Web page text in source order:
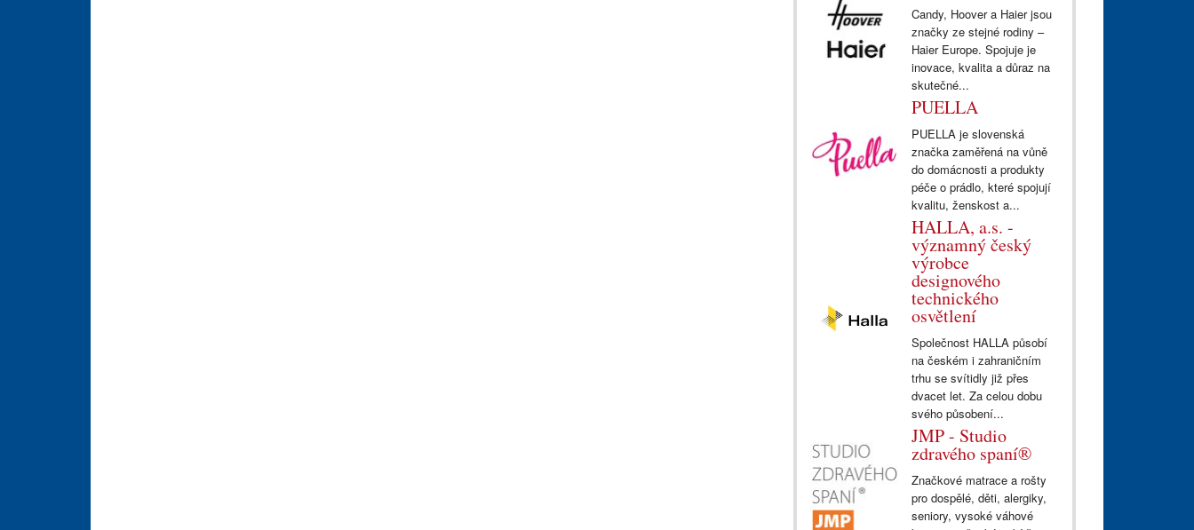
Candy, Hoover a Haier jsou
značky ze stejné rodiny –
Haier Europe. Spojuje je
inovace, kvalita a důraz na
skutečné...
PUELLA
PUELLA je slovenská
značka zaměřená na vůně
do domácnosti a produkty
péče o prádlo, které spojují
kvalitu, ženskost a...
HALLA, a.s. -
významný český
výrobce
designového
technického
osvětlení
Společnost HALLA působí
na českém i zahraničním
trhu se svítidly již přes
dvacet let. Za celou dobu
svého působení...
JMP - Studio
zdravého spaní®
Značkové matrace a rošty
pro dospělé, děti, alergiky,
seniory, vysoké váhové